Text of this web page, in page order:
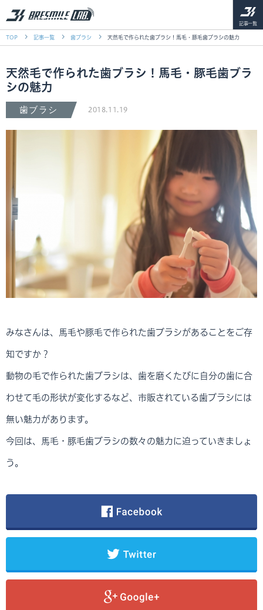
記事一覧
TOP 記事一覧 歯ブラシ 天然毛で作られた歯ブラシ！馬毛・豚毛歯ブラシの魅力
天然毛で作られた歯ブラシ！馬毛・豚毛歯ブラ
シの魅力
歯ブラシ 2018.11.19
みなさんは、馬毛や豚毛で作られた歯ブラシがあることをご存
知ですか？
動物の毛で作られた歯ブラシは、歯を磨くたびに自分の歯に合
わせて毛の形状が変化するなど、市販されている歯ブラシには
無い魅力があります。
今回は、馬毛・豚毛歯ブラシの数々の魅力に迫っていきましょ
う。